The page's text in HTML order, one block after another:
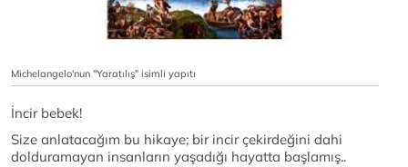
Michelangelo'nun "Yaratılış" isimli yapıtı
İncir bebek!
Size anlatacağım bu hikaye; bir incir çekirdeğini dahi
dolduramayan insanların yaşadığı hayatta başlamış..